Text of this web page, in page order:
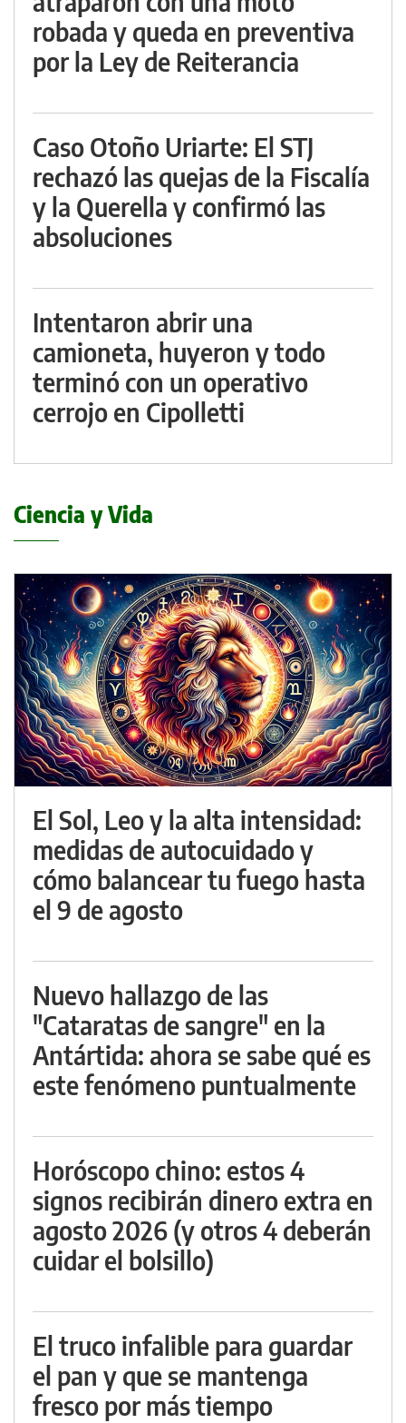
robada y queda en preventiva
por la Ley de Reiterancia
Caso Otoño Uriarte: El STJ
rechazó las quejas de la Fiscalía
y la Querella y confirmó las
absoluciones
Intentaron abrir una
camioneta, huyeron y todo
terminó con un operativo
cerrojo en Cipolletti
Ciencia y Vida
El Sol, Leo y la alta intensidad:
medidas de autocuidado y
cómo balancear tu fuego hasta
el 9 de agosto
Nuevo hallazgo de las
"Cataratas de sangre" en la
Antártida: ahora se sabe qué es
este fenómeno puntualmente
Horóscopo chino: estos 4
signos recibirán dinero extra en
agosto 2026 (y otros 4 deberán
cuidar el bolsillo)
El truco infalible para guardar
el pan y que se mantenga
fresco por más tiempo